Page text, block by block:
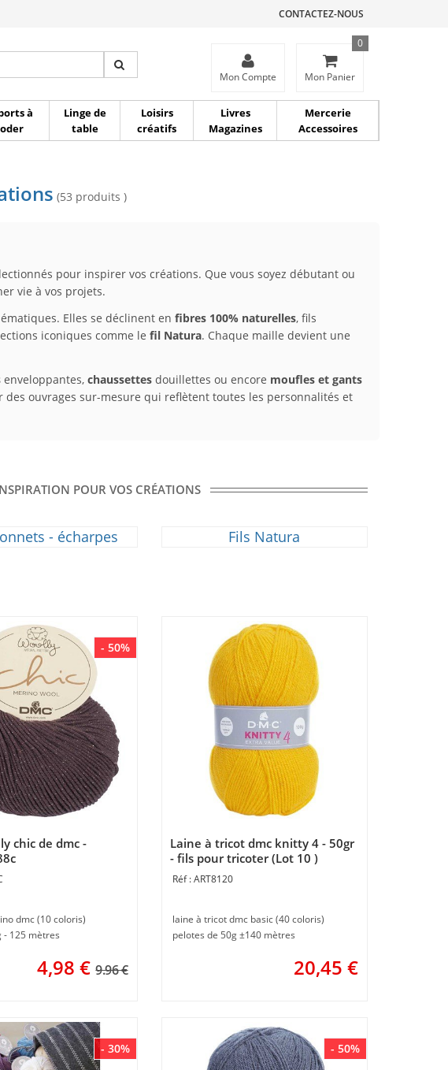
CONTACTEZ-NOUS
Mon Compte Mon Panier
0
à
Linge de
table
Loisirs
créatifs
Livres
Magazines
Mercerie
Accessoires
(53 produits )
pour inspirer vos créations. Que vous soyez débutant ou
vie à vos projets.
Elles se déclinent en fibres 100% naturelles, fils
iconiques comme le fil Natura. Chaque maille devient une
enveloppantes, chaussettes douillettes ou encore moufles et gants
des ouvrages sur-mesure qui reflètent toutes les personnalités et
POUR VOS CRÉATIONS
- écharpes
Fils Natura
- 50%
chic de dmc -
dmc (10 coloris)
- 125 mètres
4,98 € 9.96 €
Laine à tricot dmc knitty 4 - 50gr
- fils pour tricoter (Lot 10 )
ART8120
laine à tricot dmc basic (40 coloris)
pelotes de 50g ±140 mètres
20,45 €
- 30% - 50%